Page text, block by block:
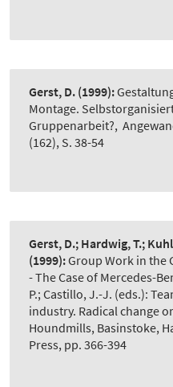
Gerst, D. (1999):
Montage.
Gruppenarbeit?,
(162), S. 38-54
Gerst, D.; Hardwig, T.;
(1999):Group Work in the
- The Case of Mercedes-
P.; Castillo, J.-J. (eds.):
industry. Radical change
Houndmills, Basinstoke,
Press, pp. 366-394